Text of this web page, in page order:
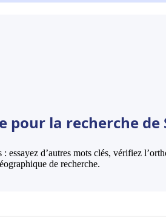
pour la recherche de
essayez d’autres mots clés, vérifiez
de recherche.